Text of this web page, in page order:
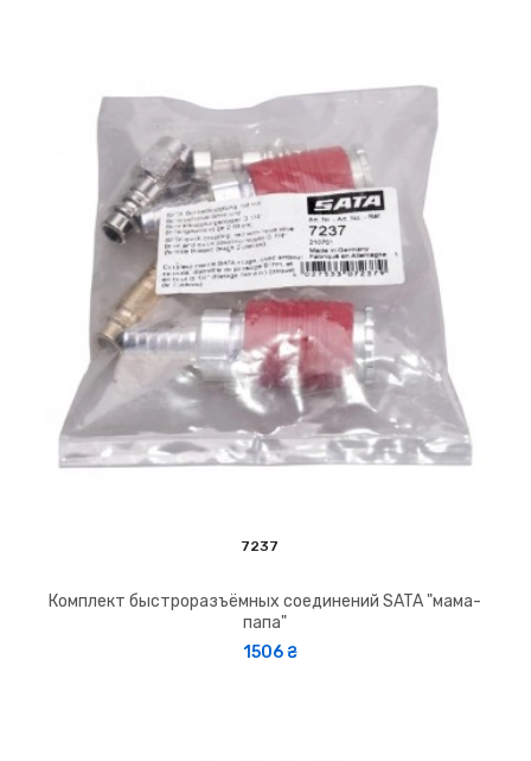
7237
Комплект быстроразъёмных соединений SATA "мама-
папа"
1506 ₴